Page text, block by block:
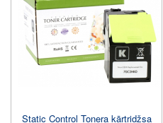
Static Control Tonera kārtridžsa